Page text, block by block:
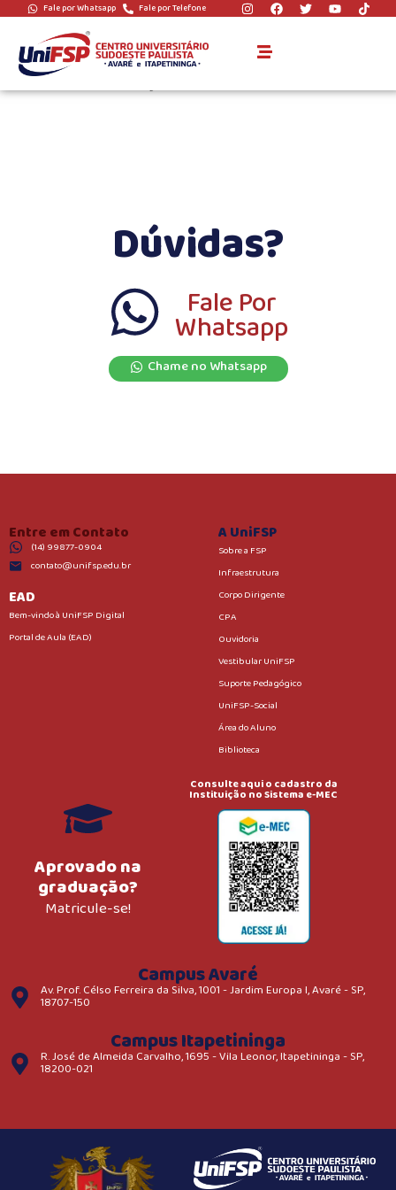
Fale por Whatsapp Fale por Telefone
Nivel:Pós-
Graduação
Dúvidas?
Fale Por
Whatsapp
Chame no Whatsapp
Entre em Contato
(14) 99877-0904
contato@unifsp.edu.br
EAD
Bem-vindo à UniFSP Digital
Portal de Aula (EAD)
A UniFSP
Sobre a FSP
Infraestrutura
Corpo Dirigente
CPA
Ouvidoria
Vestibular UniFSP
Suporte Pedagógico
UniFSP-Social
Área do Aluno
Biblioteca
Aprovado na
graduação?
Matricule-se!
Consulte aqui o cadastro da
Instituição no Sistema e-MEC
Campus Avaré
Av. Prof. Célso Ferreira da Silva, 1001 - Jardim Europa I, Avaré - SP,
18707-150
Campus Itapetininga
R. José de Almeida Carvalho, 1695 - Vila Leonor, Itapetininga - SP,
18200-021